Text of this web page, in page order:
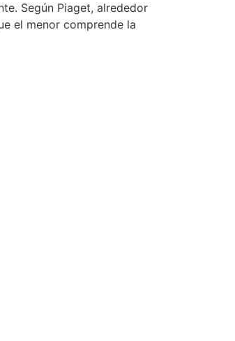
Según Piaget, alrededor
el menor comprende la